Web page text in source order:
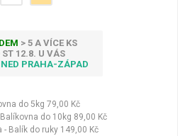
> 5 A VÍCE KS
ST 12.8. U VÁS
PRAHA-ZÁPAD
do 5kg 79,00 Kč
do 10kg 89,00 Kč
- Balík do ruky 149,00 Kč